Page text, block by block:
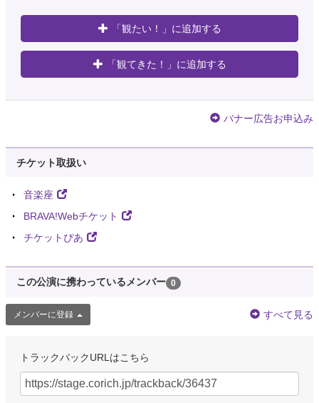
「観たい！」に追加する
「観てきた！」に追加する
バナー広告お申込み
チケット取扱い
音楽座
BRAVA!Webチケット
チケットぴあ
この公演に携わっているメンバー 0
メンバーに登録 すべて見る
トラックバックURLはこちら